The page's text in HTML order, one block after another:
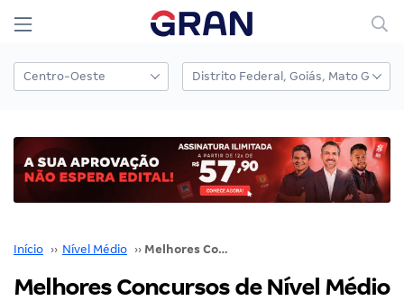
Início ›› Nível Médio ›› Melhores Concursos de Nível Médio em 2026: editais em todo o Brasil
Melhores Concursos de Nível Médio